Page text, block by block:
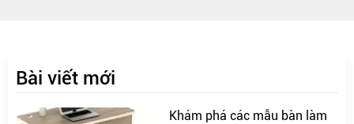
Bài viết mới
Khám phá các mẫu bàn làm